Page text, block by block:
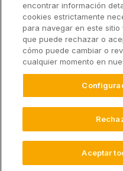
Recursos
Empresa
© 2026 Climate LLC.
Términos de Servicio
Preguntas Frecuentes
encontrar información
cookies estrictamente
para navegar en este
que puede rechazar o
cómo puede cambiar o
cualquier momento en
Aceptar